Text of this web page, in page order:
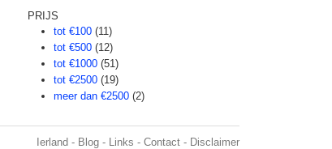
PRIJS
tot €100 (11)
tot €500 (12)
tot €1000 (51)
tot €2500 (19)
meer dan €2500 (2)
Ierland - Blog - Links - Contact - Disclaimer